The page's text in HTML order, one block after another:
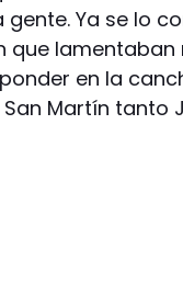
gente. Ya se lo
que
en la
San Martín tanto